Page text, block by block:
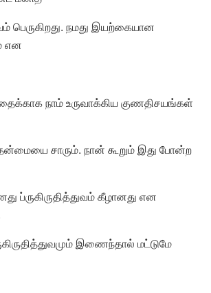
பெருகிறது. நமது இயற்கையான
என
நாம் உருவாக்கிய குணதிசயங்கள்
சாரும். நான் கூறும் இது போன்ற
ப்ருகிருதித்துவம் கீழானது என
இணைந்தால் மட்டுமே